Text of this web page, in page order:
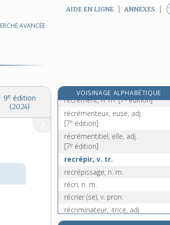
AVANCÉE
AIDE EN LIGNE ANNEXES
9e édition
(2024)
VOISINAGE ALPHABÉTIQUE
recran, n. m.
récréer, v. tr.
récrément, n. m.[7eédition]
récrémenteux, euse, adj.
[7e édition]
récrémentitiel, elle, adj.
[7e édition]
recrépir, v. tr.
recrépissage, n. m.
récri, n. m.
récrier (se), v. pron.
récriminateur, -trice, adj.
récrimination, n. f.